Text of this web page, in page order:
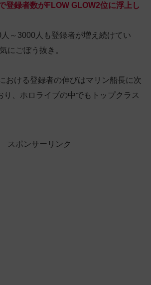
登録者数がFLOW GLOW2位に浮上し
～3000人も登録者が増え続けてい
にごぼう抜き。
おける登録者の伸びはマリン船長に次
り、ホロライブの中でもトップクラス
スポンサーリンク